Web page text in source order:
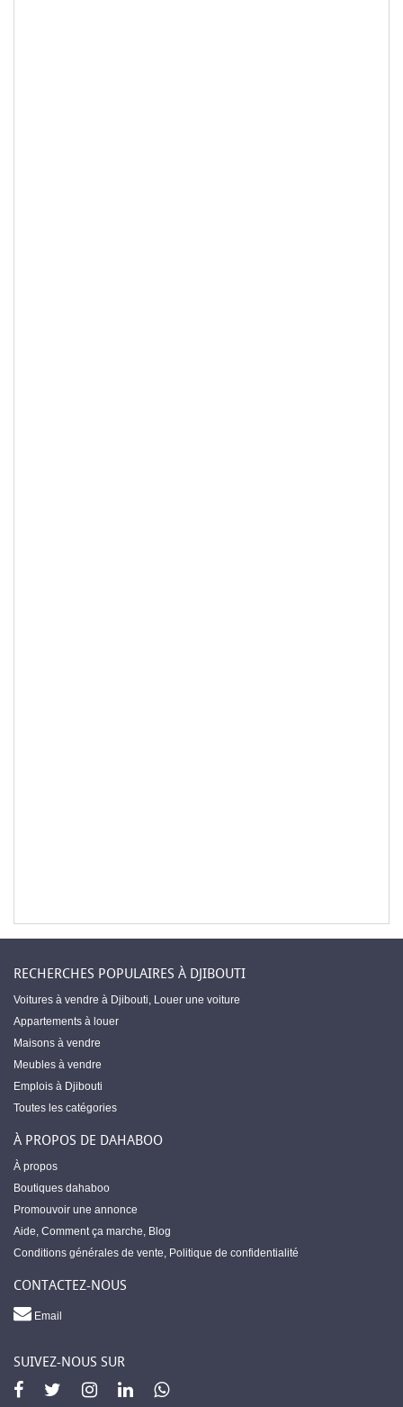
RECHERCHES POPULAIRES À DJIBOUTI
Voitures à vendre à Djibouti, Louer une voiture
Appartements à louer
Maisons à vendre
Meubles à vendre
Emplois à Djibouti
Toutes les catégories
À PROPOS DE DAHABOO
À propos
Boutiques dahaboo
Promouvoir une annonce
Aide, Comment ça marche, Blog
Conditions générales de vente, Politique de confidentialité
CONTACTEZ-NOUS
Email
SUIVEZ-NOUS SUR